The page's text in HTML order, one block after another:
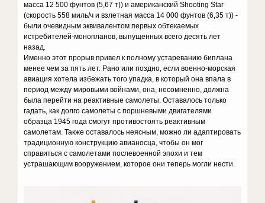
масса 12 500 фунтов (5,67 т)) и американский Shooting Star
(скорость 558 миль/ч и взлетная масса 14 000 фунтов (6,35 т)) -
были очевидным эквивалентом первых обтекаемых
истребителей-монопланов, выпущенных всего десять лет
назад.
Именно этот прорыв привел к полному устареванию биплана
менее чем за пять лет. Рано или поздно, если военно-морская
авиация хотела избежать того упадка, в который она впала в
период между мировыми войнами, она, несомненно, должна
была перейти на реактивные самолеты. Оставалось только
гадать, как долго самолеты с поршневыми двигателями
образца 1945 года смогут противостоять реактивным
самолетам. Также оставалось неясным, можно ли адаптировать
традиционную конструкцию авианосца, чтобы он мог
справиться с самолетами послевоенной эпохи и тем
устрашающим вооружением, которое они теперь могли нести.